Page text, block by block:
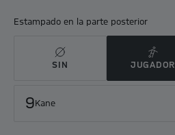
Estampado en la parte posterior
SIN JUGADOR
9 Kane